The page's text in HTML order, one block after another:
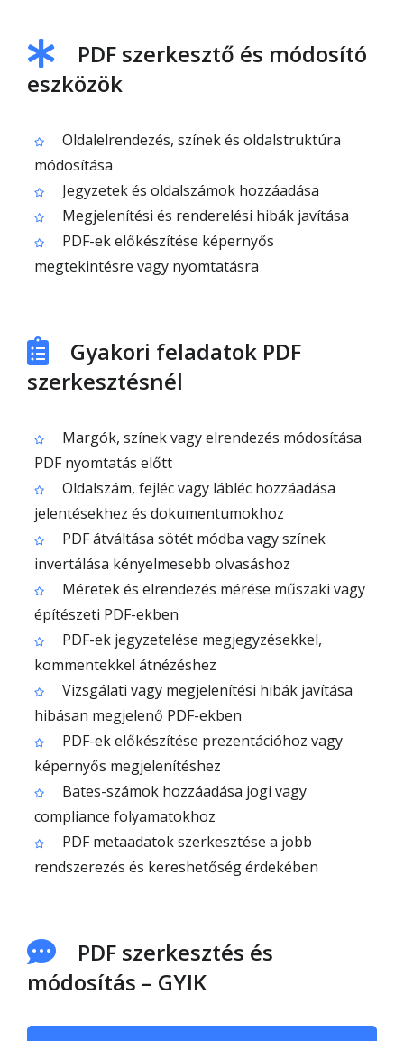
PDF szerkesztő és módosító
eszközök
Oldalelrendezés, színek és oldalstruktúra
módosítása
Jegyzetek és oldalszámok hozzáadása
Megjelenítési és renderelési hibák javítása
PDF-ek előkészítése képernyős
megtekintésre vagy nyomtatásra
Gyakori feladatok PDF
szerkesztésnél
Margók, színek vagy elrendezés módosítása
PDF nyomtatás előtt
Oldalszám, fejléc vagy lábléc hozzáadása
jelentésekhez és dokumentumokhoz
PDF átváltása sötét módba vagy színek
invertálása kényelmesebb olvasáshoz
Méretek és elrendezés mérése műszaki vagy
építészeti PDF-ekben
PDF-ek jegyzetelése megjegyzésekkel,
kommentekkel átnézéshez
Vizsgálati vagy megjelenítési hibák javítása
hibásan megjelenő PDF-ekben
PDF-ek előkészítése prezentációhoz vagy
képernyős megjelenítéshez
Bates-számok hozzáadása jogi vagy
compliance folyamatokhoz
PDF metaadatok szerkesztése a jobb
rendszerezés és kereshetőség érdekében
PDF szerkesztés és
módosítás – GYIK